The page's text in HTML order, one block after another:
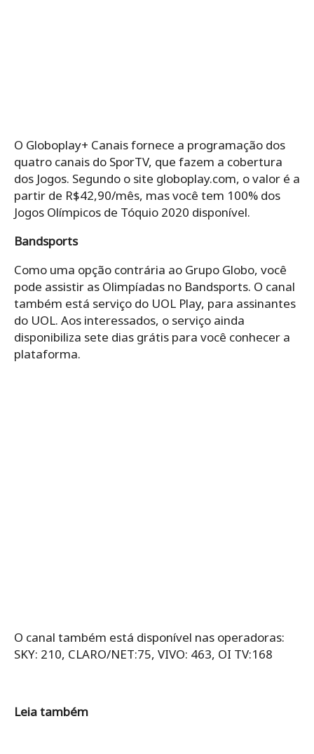
O Globoplay+ Canais fornece a programação dos
quatro canais do SporTV, que fazem a cobertura
dos Jogos. Segundo o site globoplay.com, o valor é a
partir de R$42,90/mês, mas você tem 100% dos
Jogos Olímpicos de Tóquio 2020 disponível.
Bandsports
Como uma opção contrária ao Grupo Globo, você
pode assistir as Olimpíadas no Bandsports. O canal
também está serviço do UOL Play, para assinantes
do UOL. Aos interessados, o serviço ainda
disponibiliza sete dias grátis para você conhecer a
plataforma.
O canal também está disponível nas operadoras:
SKY: 210, CLARO/NET:75, VIVO: 463, OI TV:168
Leia também